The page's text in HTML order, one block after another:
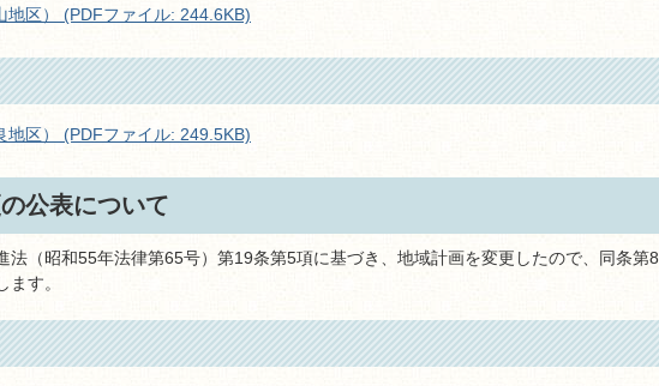
地区） (PDFファイル: 244.6KB)
地区） (PDFファイル: 249.5KB)
公表について
法（昭和55年法律第65号）第19条第5項に基づき、地域計画を変更したので、同条第8
す。